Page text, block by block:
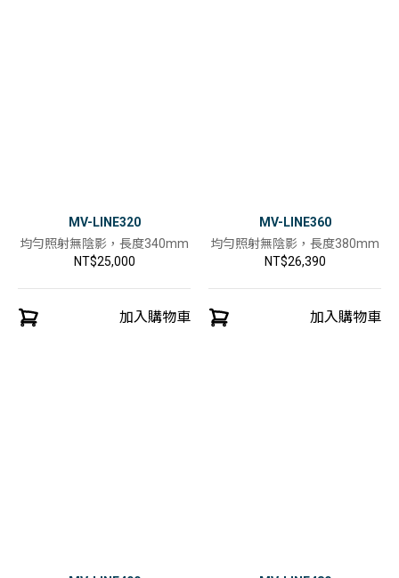
MV-LINE320
均勻照射無陰影，長度340mm
NT$25,000
加入購物車
MV-LINE360
均勻照射無陰影，長度380mm
NT$26,390
加入購物車